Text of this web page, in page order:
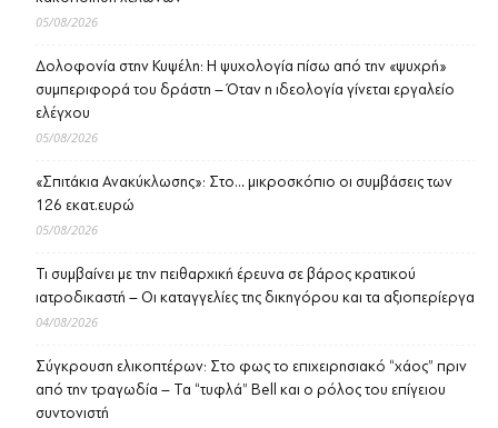
05/08/2026
Δολοφονία στην Κυψέλη: Η ψυχολογία πίσω από την «ψυχρή»
συμπεριφορά του δράστη – Όταν η ιδεολογία γίνεται εργαλείο
ελέγχου
05/08/2026
«Σπιτάκια Ανακύκλωσης»: Στο… μικροσκόπιο οι συμβάσεις των
126 εκατ.ευρώ
05/08/2026
Τι συμβαίνει με την πειθαρχική έρευνα σε βάρος κρατικού
ιατροδικαστή – Οι καταγγελίες της δικηγόρου και τα αξιοπερίεργα
04/08/2026
Σύγκρουση ελικοπτέρων: Στο φως το επιχειρησιακό “χάος” πριν
από την τραγωδία – Τα “τυφλά” Bell και ο ρόλος του επίγειου
συντονιστή